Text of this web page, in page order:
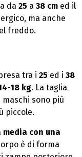
da 25 a 38 cm ed il
ma anche
freddo.
tra i 25 ed i 38
18 kg. La taglia
sono più
piccole.
con una
è di forma